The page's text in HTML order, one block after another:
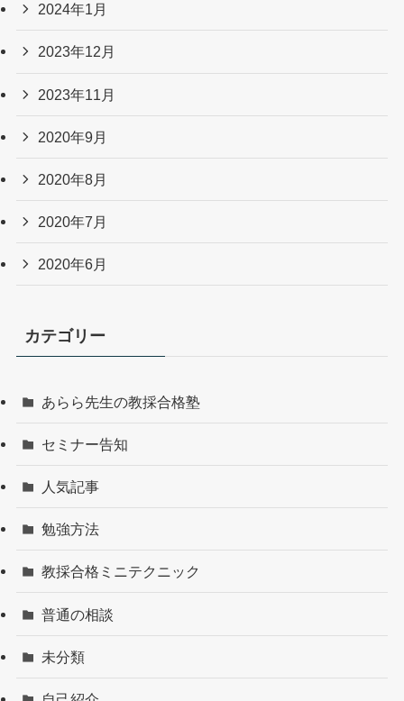
2024年1月
2023年12月
2023年11月
2020年9月
2020年8月
2020年7月
2020年6月
カテゴリー
あらら先生の教採合格塾
セミナー告知
人気記事
勉強方法
教採合格ミニテクニック
普通の相談
未分類